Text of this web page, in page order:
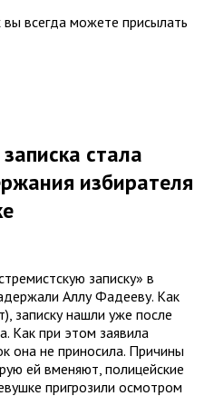
всегда можете присылать
стала
избирателя
записку»‎ в
Аллу Фадееву. Как
записку нашли уже после
Как при этом заявила
она не приносила. Причины
ей вменяют, полицейские
пригрозили осмотром